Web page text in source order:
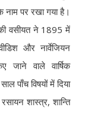
नाम पर रखा गया है।
वसीयत ने 1895 में
और नार्वेजियन
जाने वाले वार्षिक
पाँच विषयों में दिया
शास्त्र, शान्ति